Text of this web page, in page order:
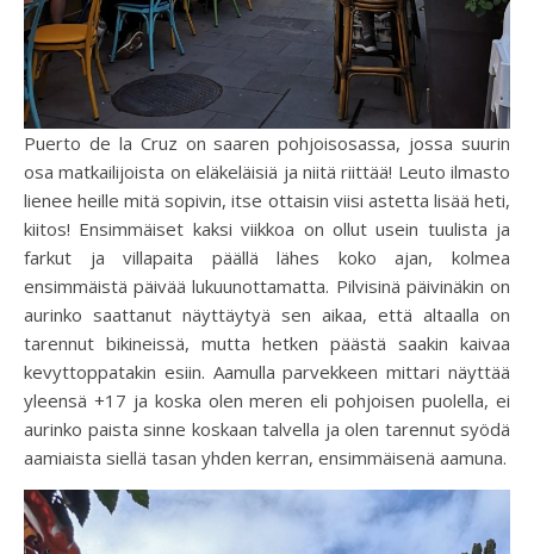
Puerto de la Cruz on saaren pohjoisosassa, jossa suurin
osa matkailijoista on eläkeläisiä ja niitä riittää! Leuto ilmasto
lienee heille mitä sopivin, itse ottaisin viisi astetta lisää heti,
kiitos! Ensimmäiset kaksi viikkoa on ollut usein tuulista ja
farkut ja villapaita päällä lähes koko ajan, kolmea
ensimmäistä päivää lukuunottamatta. Pilvisinä päivinäkin on
aurinko saattanut näyttäytyä sen aikaa, että altaalla on
tarennut bikineissä, mutta hetken päästä saakin kaivaa
kevyttoppatakin esiin. Aamulla parvekkeen mittari näyttää
yleensä +17 ja koska olen meren eli pohjoisen puolella, ei
aurinko paista sinne koskaan talvella ja olen tarennut syödä
aamiaista siellä tasan yhden kerran, ensimmäisenä aamuna.